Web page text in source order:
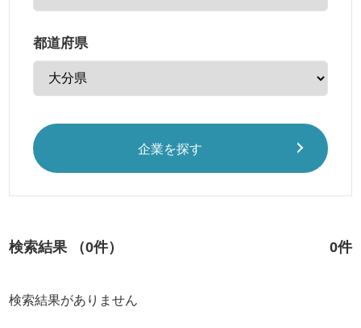
都道府県
企業を探す
検索結果 （0件） 0件
検索結果がありません